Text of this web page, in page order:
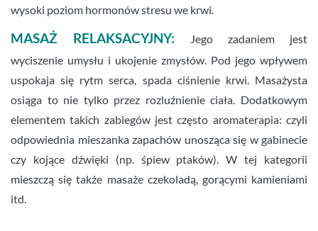
wysoki poziom hormonów stresu we krwi.
MASAŻ RELAKSACYJNY:
Jego zadaniem jest
wyciszenie umysłu i ukojenie zmysłów. Pod jego wpływem
uspokaja się rytm serca, spada ciśnienie krwi. Masażysta
osiąga to nie tylko przez rozluźnienie ciała. Dodatkowym
elementem takich zabiegów jest często aromaterapia: czyli
odpowiednia mieszanka zapachów unosząca się w gabinecie
czy kojące dźwięki (np. śpiew ptaków). W tej kategorii
mieszczą się także masaże czekoladą, gorącymi kamieniami
itd.